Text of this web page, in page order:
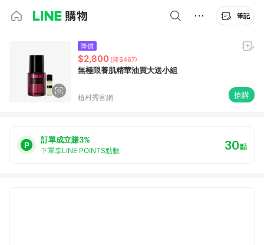
筆記
降價
$2,800 (降$467)
無極限養肌精華油買大送小組
植村秀官網 搶購
訂單成立賺3%
下單享LINE POINTS點數 30點